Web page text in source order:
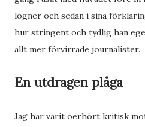
lögner och sedan i sina
hur stringent och tydlig han
allt mer förvirrade journalister.
En utdragen plåga
Jag har varit oerhört kritisk